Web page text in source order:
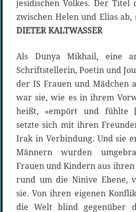
jesidischen Volkes. Der Titel
zwischen Helen und Elias ab,
DIETER KALTWASSER
Als Dunya Mikhail, eine
Schriftstellerin, Poetin und
der IS Frauen und Mädchen
war sie, wie es in ihrem
heißt, »empört und fühlte
setzte sich mit ihren
Irak in Verbindung. Und sie
Männern wurden
Frauen und Kindern aus
rund um die Ninive Ebene,
sie. Von ihren eigenen
die Welt blind gegenüber